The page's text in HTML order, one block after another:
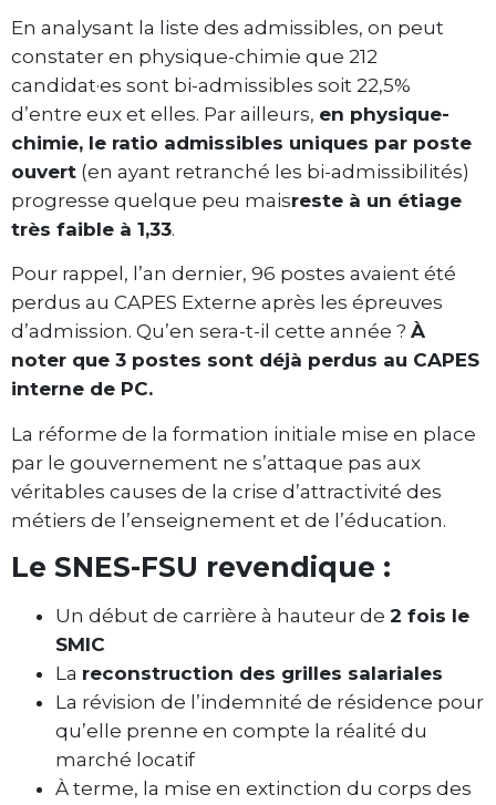
En analysant la liste des admissibles, on peut
constater en physique-chimie que 212
candidat·es sont bi-admissibles soit 22,5%
d’entre eux et elles. Par ailleurs, en physique-
chimie, le ratio admissibles uniques par poste
ouvert (en ayant retranché les bi-admissibilités)
progresse quelque peu maisreste à un étiage
très faible à 1,33.
Pour rappel, l’an dernier, 96 postes avaient été
perdus au CAPES Externe après les épreuves
d’admission. Qu’en sera-t-il cette année ? À
noter que 3 postes sont déjà perdus au CAPES
interne de PC.
La réforme de la formation initiale mise en place
par le gouvernement ne s’attaque pas aux
véritables causes de la crise d’attractivité des
métiers de l’enseignement et de l’éducation.
Le SNES-FSU revendique :
Un début de carrière à hauteur de 2 fois le
SMIC
La reconstruction des grilles salariales
La révision de l’indemnité de résidence pour
qu’elle prenne en compte la réalité du
marché locatif
À terme, la mise en extinction du corps des